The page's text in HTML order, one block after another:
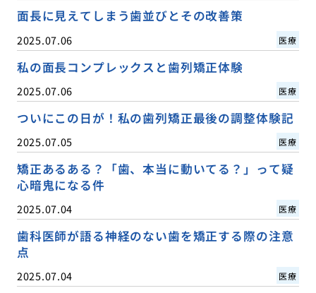
面長に見えてしまう歯並びとその改善策
2025.07.06 医療
私の面長コンプレックスと歯列矯正体験
2025.07.06 医療
ついにこの日が！私の歯列矯正最後の調整体験記
2025.07.05 医療
矯正あるある？「歯、本当に動いてる？」って疑
心暗鬼になる件
2025.07.04 医療
歯科医師が語る神経のない歯を矯正する際の注意
点
2025.07.04 医療